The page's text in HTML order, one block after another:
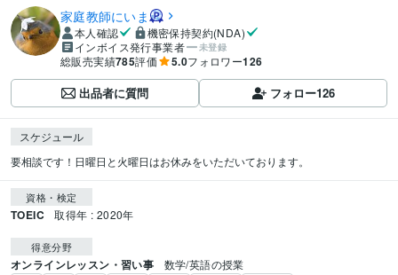
家庭教師にいま
本人確認
機密保持契約(NDA)
インボイス発行事業者
未登録
総販売実績785評価 5.0フォロワー126
出品者に質問 フォロー126
スケジュール
要相談です！日曜日と火曜日はお休みをいただいております。
資格・検定
TOEIC 取得年 : 2020年
得意分野
オンラインレッスン・習い事 数学/英語の授業